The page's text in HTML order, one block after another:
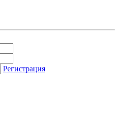
Регистрация